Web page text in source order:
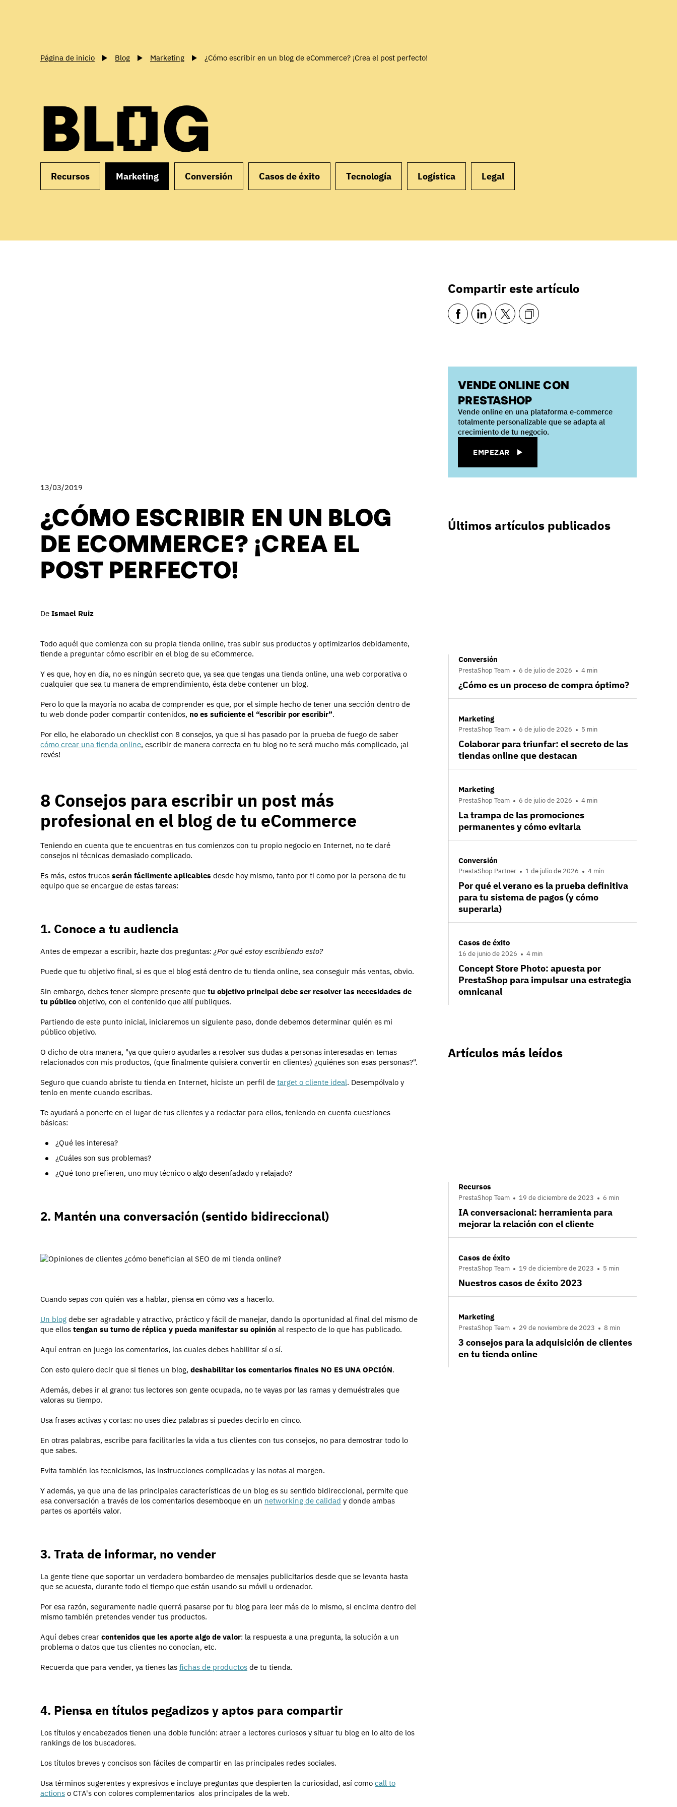
Página de inicio Blog Marketing ¿Cómo escribir en un blog de eCommerce? ¡Crea el post perfecto!
BLOG
Recursos Marketing Conversión Casos de éxito Tecnología Logística Legal
13/03/2019
¿CÓMO ESCRIBIR EN UN BLOG
DE ECOMMERCE? ¡CREA EL
POST PERFECTO!
De Ismael Ruiz
Todo aquél que comienza con su propia tienda online, tras subir sus productos y optimizarlos debidamente,
tiende a preguntar cómo escribir en el blog de su eCommerce.
Y es que, hoy en día, no es ningún secreto que, ya sea que tengas una tienda online, una web corporativa o
cualquier que sea tu manera de emprendimiento, ésta debe contener un blog.
Pero lo que la mayoría no acaba de comprender es que, por el simple hecho de tener una sección dentro de
tu web donde poder compartir contenidos, no es suficiente el “escribir por escribir”.
Por ello, he elaborado un checklist con 8 consejos, ya que si has pasado por la prueba de fuego de saber
cómo crear una tienda online, escribir de manera correcta en tu blog no te será mucho más complicado, ¡al
revés!
8 Consejos para escribir un post más
profesional en el blog de tu eCommerce
Teniendo en cuenta que te encuentras en tus comienzos con tu propio negocio en Internet, no te daré
consejos ni técnicas demasiado complicado.
Es más, estos trucos serán fácilmente aplicables desde hoy mismo, tanto por ti como por la persona de tu
equipo que se encargue de estas tareas:
1. Conoce a tu audiencia
Antes de empezar a escribir, hazte dos preguntas: ¿Por qué estoy escribiendo esto?
Puede que tu objetivo final, si es que el blog está dentro de tu tienda online, sea conseguir más ventas, obvio.
Sin embargo, debes tener siempre presente que tu objetivo principal debe ser resolver las necesidades de
tu público objetivo, con el contenido que allí publiques.
Partiendo de este punto inicial, iniciaremos un siguiente paso, donde debemos determinar quién es mi
público objetivo.
O dicho de otra manera, "ya que quiero ayudarles a resolver sus dudas a personas interesadas en temas
relacionados con mis productos, (que finalmente quisiera convertir en clientes) ¿quiénes son esas personas?".
Seguro que cuando abriste tu tienda en Internet, hiciste un perfil de target o cliente ideal. Desempólvalo y
tenlo en mente cuando escribas.
Te ayudará a ponerte en el lugar de tus clientes y a redactar para ellos, teniendo en cuenta cuestiones
básicas:
¿Qué les interesa?
¿Cuáles son sus problemas?
¿Qué tono prefieren, uno muy técnico o algo desenfadado y relajado?
2. Mantén una conversación (sentido bidireccional)
Cuando sepas con quién vas a hablar, piensa en cómo vas a hacerlo.
Un blog debe ser agradable y atractivo, práctico y fácil de manejar, dando la oportunidad al final del mismo de
que ellos tengan su turno de réplica y pueda manifestar su opinión al respecto de lo que has publicado.
Aquí entran en juego los comentarios, los cuales debes habilitar sí o sí.
Con esto quiero decir que si tienes un blog, deshabilitar los comentarios finales NO ES UNA OPCIÓN.
Además, debes ir al grano: tus lectores son gente ocupada, no te vayas por las ramas y demuéstrales que
valoras su tiempo.
Usa frases activas y cortas: no uses diez palabras si puedes decirlo en cinco.
En otras palabras, escribe para facilitarles la vida a tus clientes con tus consejos, no para demostrar todo lo
que sabes.
Evita también los tecnicismos, las instrucciones complicadas y las notas al margen.
Y además, ya que una de las principales características de un blog es su sentido bidireccional, permite que
esa conversación a través de los comentarios desemboque en un networking de calidad y donde ambas
partes os aportéis valor.
3. Trata de informar, no vender
La gente tiene que soportar un verdadero bombardeo de mensajes publicitarios desde que se levanta hasta
que se acuesta, durante todo el tiempo que están usando su móvil u ordenador.
Por esa razón, seguramente nadie querrá pasarse por tu blog para leer más de lo mismo, si encima dentro del
mismo también pretendes vender tus productos.
Aquí debes crear contenidos que les aporte algo de valor: la respuesta a una pregunta, la solución a un
problema o datos que tus clientes no conocían, etc.
Recuerda que para vender, ya tienes las fichas de productos de tu tienda.
4. Piensa en títulos pegadizos y aptos para compartir
Los títulos y encabezados tienen una doble función: atraer a lectores curiosos y situar tu blog en lo alto de los
rankings de los buscadores.
Los títulos breves y concisos son fáciles de compartir en las principales redes sociales.
Usa términos sugerentes y expresivos e incluye preguntas que despierten la curiosidad, así como call to
actions o CTA's con colores complementarios alos principales de la web.
Compartir este artículo
VENDE ONLINE CON
PRESTASHOP
Vende online en una plataforma e‑commerce
totalmente personalizable que se adapta al
crecimiento de tu negocio.
EMPEZAR
Últimos artículos publicados
Conversión
PrestaShop Team 6 de julio de 2026 4 min
¿Cómo es un proceso de compra óptimo?
Marketing
PrestaShop Team 6 de julio de 2026 5 min
Colaborar para triunfar: el secreto de las
tiendas online que destacan
Marketing
PrestaShop Team 6 de julio de 2026 4 min
La trampa de las promociones
permanentes y cómo evitarla
Conversión
PrestaShop Partner 1 de julio de 2026 4 min
Por qué el verano es la prueba definitiva
para tu sistema de pagos (y cómo
superarla)
Casos de éxito
16 de junio de 2026 4 min
Concept Store Photo: apuesta por
PrestaShop para impulsar una estrategia
omnicanal
Artículos más leídos
Recursos
PrestaShop Team 19 de diciembre de 2023 6 min
IA conversacional: herramienta para
mejorar la relación con el cliente
Casos de éxito
PrestaShop Team 19 de diciembre de 2023 5 min
Nuestros casos de éxito 2023
Marketing
PrestaShop Team 29 de noviembre de 2023 8 min
3 consejos para la adquisición de clientes
en tu tienda online